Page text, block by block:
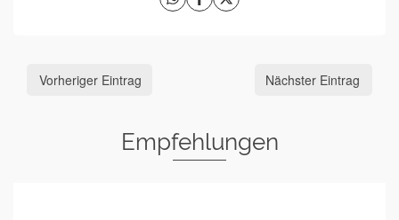
Vorheriger Eintrag Nächster Eintrag
Empfehlungen